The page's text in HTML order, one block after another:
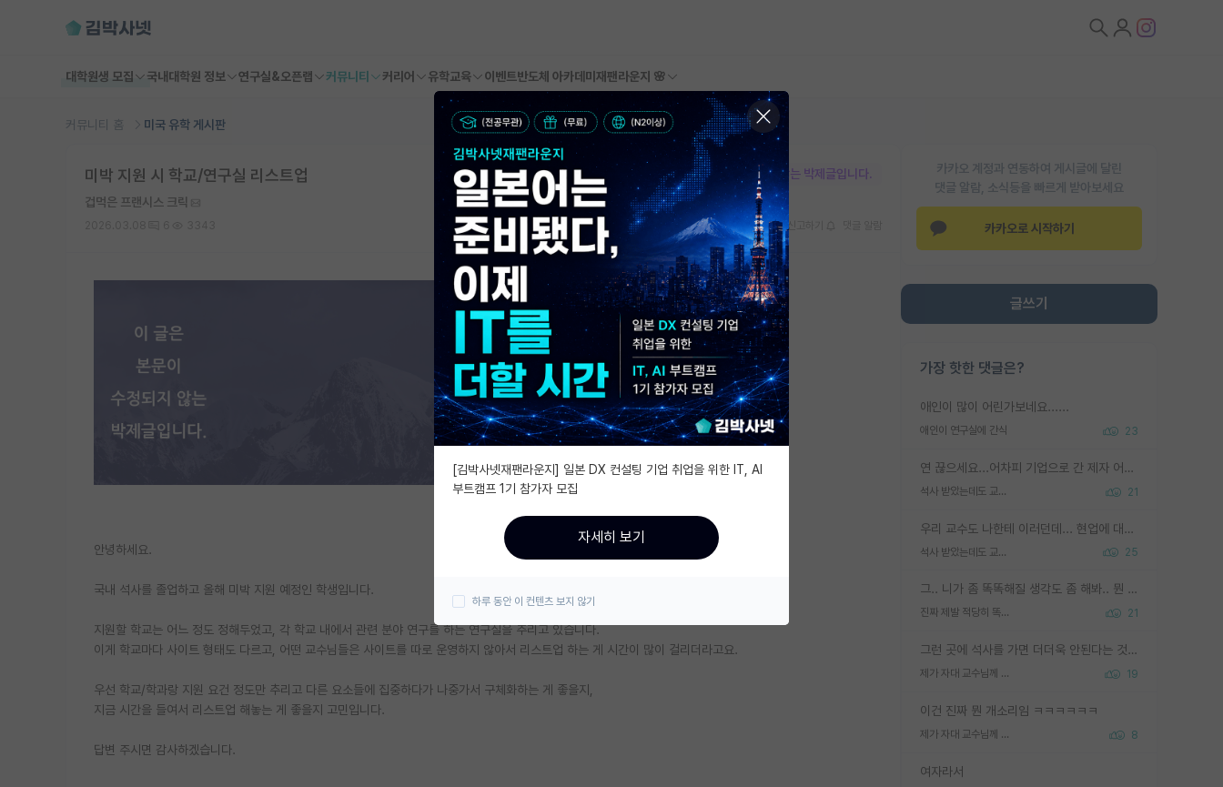
대학원생 모집 국내대학원 정보 연구실&오픈랩 커뮤니티 커리어 유학교육 이벤트반도체 아카데미 재팬라운지 🌸
커뮤니티 홈 미국 유학 게시판
카카오 계정과 연동하여 게시글에 달린
댓글 알람, 소식등을 빠르게 받아보세요
카카오로 시작하기
글쓰기
가장 핫한 댓글은?
애인이 많이 어린가보네요......
애인이 연구실에 간식 23
연 끊으세요...어차피 기업으로 간 제자 어떻게 못합니다. 기업에서는 교수들 사기꾼으로 보는 시선도 강하고, 앞에서나 교수님하고 떠받들어주지 많이 무시합니다. 영향력도 0에 수렴합니다. 그리고 생각해보십시오. 석사로 기업간 제자가 무슨 힘이 있다고 과제를 달라고 합니까? 말만 교수지 무능력자라고 생각합니다. 세금이 아깝습니다.
석사 받았는데도 교수랑 연락한다. 21
우리 교수도 나한테 이러던데... 현업에 대해 이해가 전혀 없고, 자기 말이면 다 되는 줄 알고. 학위동안 지도는 커녕 잡일만 시켜놓고 이제와서 주기적으로 연락 없으면 싸가지 없는 제자가 되버림.
석사 받았는데도 교수랑 연락한다. 25
그.. 니가 좀 똑똑해질 생각도 좀 해봐.. 뭔 연구를 선배랑 계속 같이할 생각을하냐 박사과정이
진짜 제발 적당히 똑똑한 박사과정이라도 위에 있었으면.. 21
그런 곳에 석사를 가면 더더욱 안된다는 것을 깨달으시면 된겁니다!
제가 자대 교수님께 무례하게 행동한 걸까요? 19
이건 진짜 뭔 개소리임 ㅋㅋㅋㅋㅋㅋ
제가 자대 교수님께 무례하게 행동한 걸까요? 8
여자라서
본문이 수정되지 않는 박제글입니다.
미박 지원 시 학교/연구실 리스트업
겁먹은 프랜시스 크릭
스크랩 신고하기
안녕하세요.
국내 석사를 졸업하고 올해 미박 지원 예정인 학생입니다.
지원할 학교는 어느 정도 정해두었고, 각 학교 내에서 관련 분야 연구를 하는 연구실을 추리고 있습니다.
이게 학교마다 사이트 형태도 다르고, 어떤 교수님들은 사이트를 따로 운영하지 않아서 리스트업 하는 게 시간이 많이 걸리더라고요.
우선 학교/학과랑 지원 요건 정도만 추리고 다른 요소들에 집중하다가 나중가서 구체화하는 게 좋을지,
지금 시간을 들여서 리스트업 해놓는 게 좋을지 고민입니다.
답변 주시면 감사하겠습니다.
[김박사넷재팬라운지] 일본 DX 컨설팅 기업 취업을 위한 IT, AI
부트캠프 1기 참가자 모집
자세히 보기
하루 동안 이 컨텐츠 보지 않기